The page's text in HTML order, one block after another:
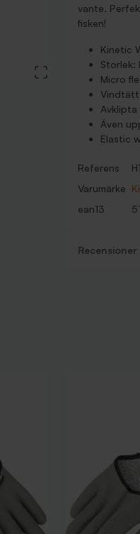
View large image
vante.
fisken!
Kinetic
Storlek: L
Micro
Vindtätt
Även
Elastic
Referens
Varumärke
ean13
Recensioner